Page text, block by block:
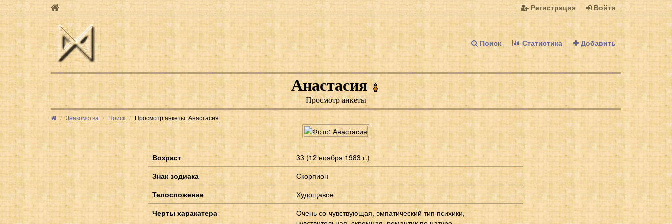
Регистрация Войти
Поиск Статистика Добавить
Анастасия
Просмотр анкеты
Знакомства Поиск Просмотр анкеты: Анастасия
Возраст
33 (12 ноября 1983 г.)
Знак зодиака
Скорпион
Телосложение
Худощавое
Черты харакатера
Очень со-чувствующая, эмпатический тип психики,